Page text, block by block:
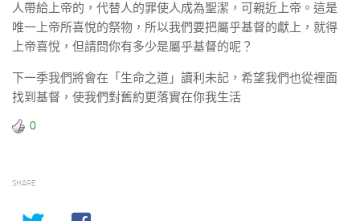
人帶給上帝的，代替人的罪使人成為聖潔，可親近上帝。這是
唯一上帝所喜悅的祭物，所以我們要把屬乎基督的獻上，就得
上帝喜悅，但請問你有多少是屬乎基督的呢？
下一季我們將會在「生命之道」讀利未記，希望我們也從裡面
找到基督，使我們對舊約更落實在你我生活
0
SHARE